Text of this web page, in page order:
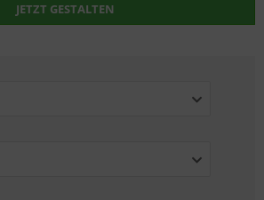
JETZT GESTALTEN